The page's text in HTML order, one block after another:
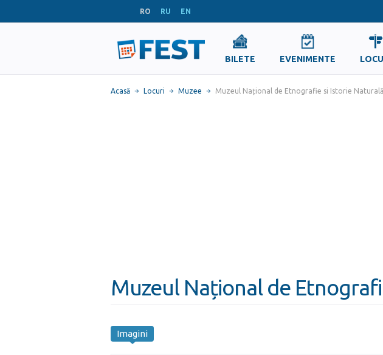
RO RU EN
BILETE EVENIMENTE
Acasă Locuri Muzee Muzeul Național de Etnografie si Istorie Naturală
Muzeul Național de
Imagini